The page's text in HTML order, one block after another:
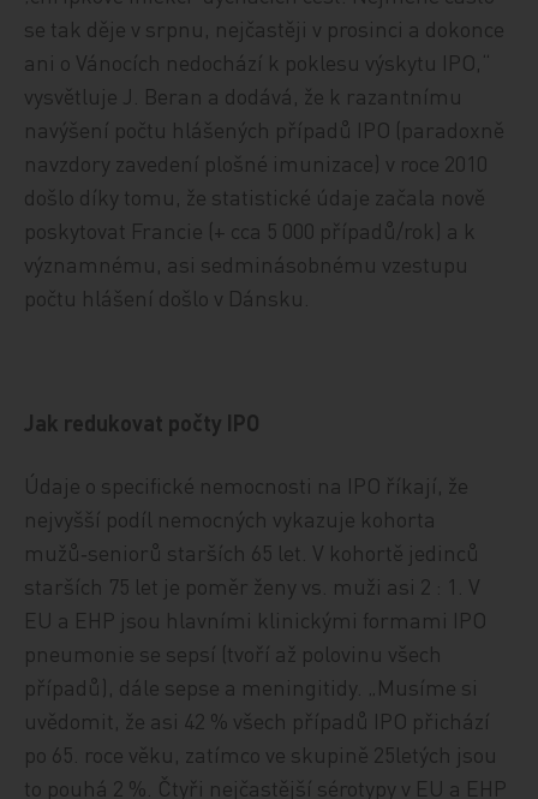
se tak děje v srpnu, nejčastěji v prosinci a dokonce
ani o Vánocích nedochází k poklesu výskytu IPO,“
vysvětluje J. Beran a dodává, že k razantnímu
navýšení počtu hlášených případů IPO (paradoxně
navzdory zavedení plošné imunizace) v roce 2010
došlo díky tomu, že statistické údaje začala nově
poskytovat Francie (+ cca 5 000 případů/rok) a k
významnému, asi sedminásobnému vzestupu
počtu hlášení došlo v Dánsku.
Jak redukovat počty IPO
Údaje o specifické nemocnosti na IPO říkají, že
nejvyšší podíl nemocných vykazuje kohorta
mužů‑seniorů starších 65 let. V kohortě jedinců
starších 75 let je poměr ženy vs. muži asi 2 : 1. V
EU a EHP jsou hlavními klinickými formami IPO
pneumonie se sepsí (tvoří až polovinu všech
případů), dále sepse a meningitidy. „Musíme si
uvědomit, že asi 42 % všech případů IPO přichází
po 65. roce věku, zatímco ve skupině 25letých jsou
to pouhá 2 %. Čtyři nejčastější sérotypy v EU a EHP